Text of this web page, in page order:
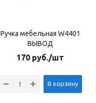
Ручка мебельная W4401
ВЫВОД
170 руб./шт
В корзину